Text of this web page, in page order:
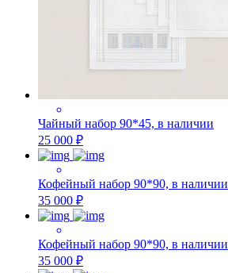
Чайный набор 90*45, в наличии
25 000 ₽
Кофейный набор 90*90, в наличии
35 000 ₽
Кофейный набор 90*90, в наличии
35 000 ₽